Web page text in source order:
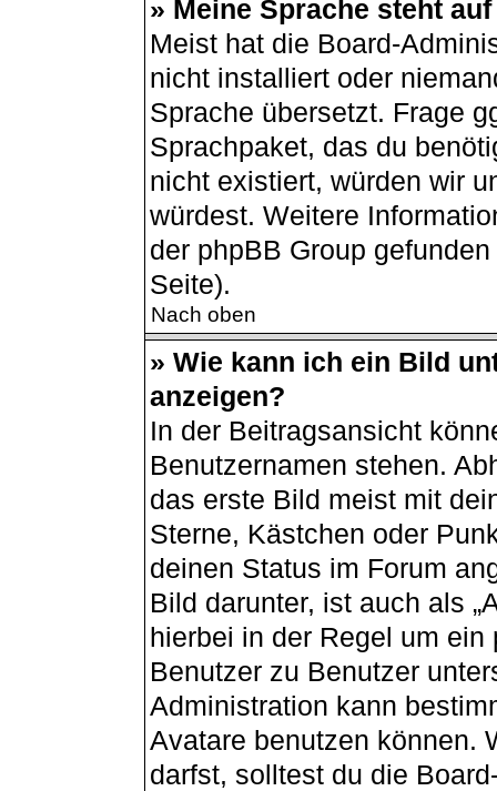
» Meine Sprache steht
Meist hat die Board-
nicht installiert oder
Sprache übersetzt. Frage
Sprachpaket, das du
nicht existiert, würden wir
würdest. Weitere
der phpBB Group
Seite).
Nach oben
» Wie kann ich ein Bild
anzeigen?
In der Beitragsansicht
Benutzernamen stehen.
das erste Bild meist mit
Sterne, Kästchen oder
deinen Status im Forum
Bild darunter, ist auch als
hierbei in der Regel um
Benutzer zu Benutzer
Administration kann
Avatare benutzen können.
darfst, solltest du die